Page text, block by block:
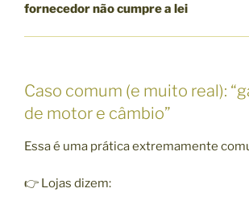
fornecedor não cumpre a lei
Caso comum (e muito real):
de motor e câmbio”
Essa é uma prática extremamente
👉 Lojas dizem: